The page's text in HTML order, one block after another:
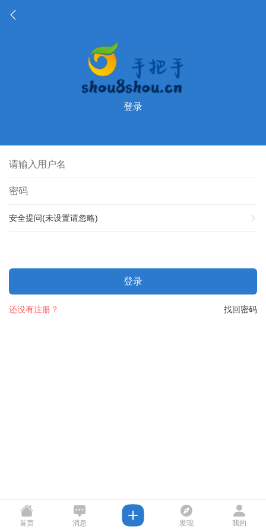
登录
安全提问(未设置请忽略)
登录
找回密码
还没有注册？
首页 消息 发现 我的